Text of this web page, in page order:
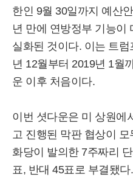
한인 9월 30일까지 예산
년 만에 연방정부 기능이
실화된 것이다. 이는 트
년 12월부터 2019년 1월
운 이후 처음이다.
이번 셧다운은 미 상원에
고 진행된 막판 협상이
화당이 발의한 7주짜리
표, 반대 45표로 부결됐